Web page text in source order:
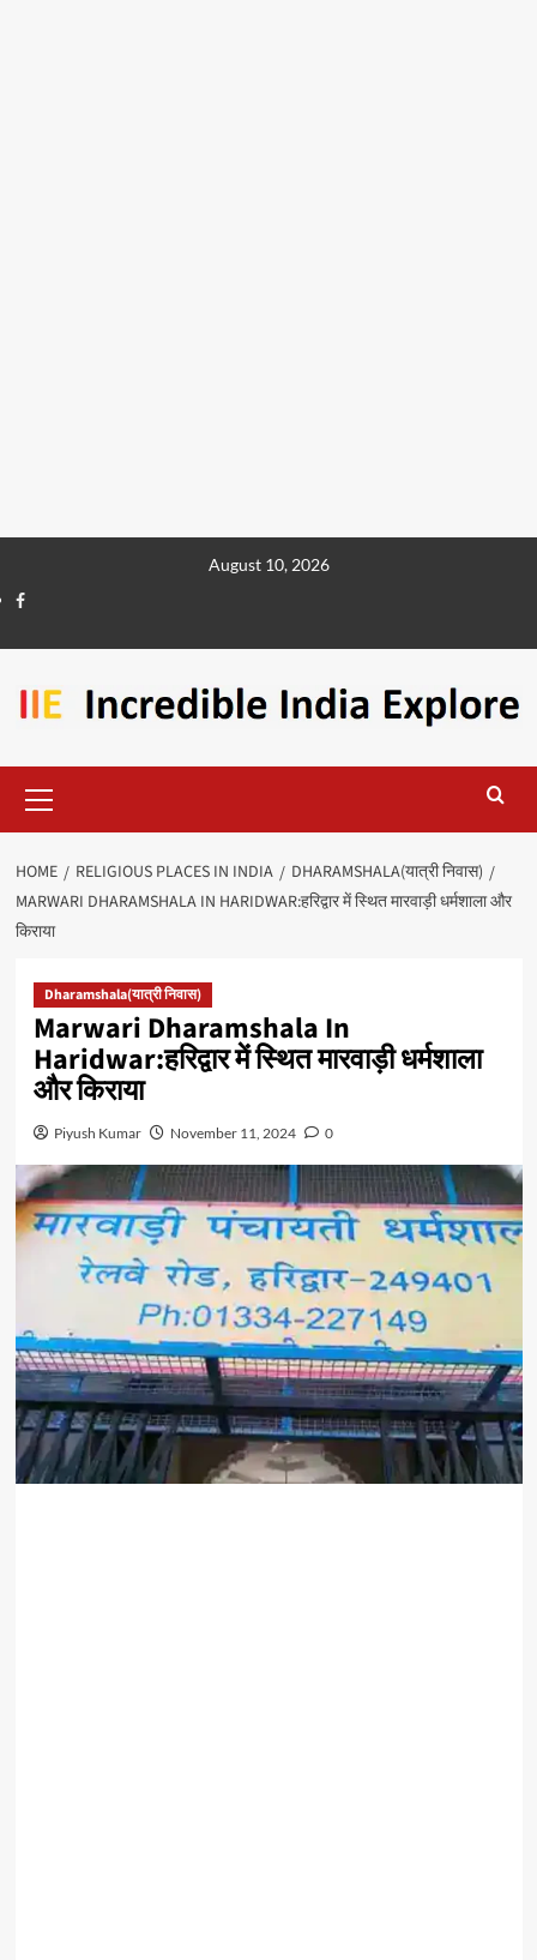
August 10, 2026
HOME RELIGIOUS PLACES IN INDIA
DHARAMSHALA(यात्री निवास)
MARWARI DHARAMSHALA IN HARIDWAR:हरिद्वार में स्थित मारवाड़ी धर्मशाला और
किराया
Dharamshala(यात्री निवास)
Marwari Dharamshala In
Haridwar:हरिद्वार में स्थित मारवाड़ी धर्मशाला
और किराया
Piyush Kumar November 11, 2024 0